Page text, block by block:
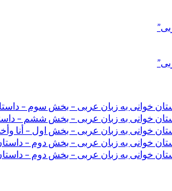
خوانی به زبان عربی – بخش سوم –
خوانی به زبان عربی – بخش ششم –
خوانی به زبان عربی – بخش اول – أنا
خوانی به زبان عربی – بخش دوم – داستان
خوانی به زبان عربی – بخش دوم – داستان